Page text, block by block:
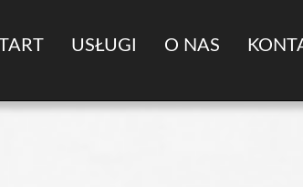
USŁUGI O NAS